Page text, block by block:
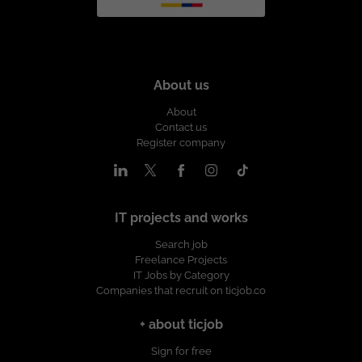
About us
About
Contact us
Register company
IT projects and works
Search job
Freelance Projects
IT Jobs by Category
Companies that recruit on ticjob.co
+ about ticjob
Sign for free